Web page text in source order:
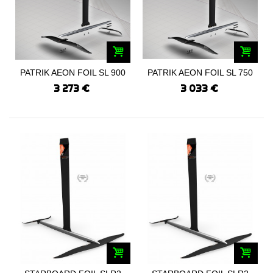
PATRIK AEON FOIL SL 900
SET 2024
3 273 €
PATRIK AEON FOIL SL 750
SET 2024
3 033 €